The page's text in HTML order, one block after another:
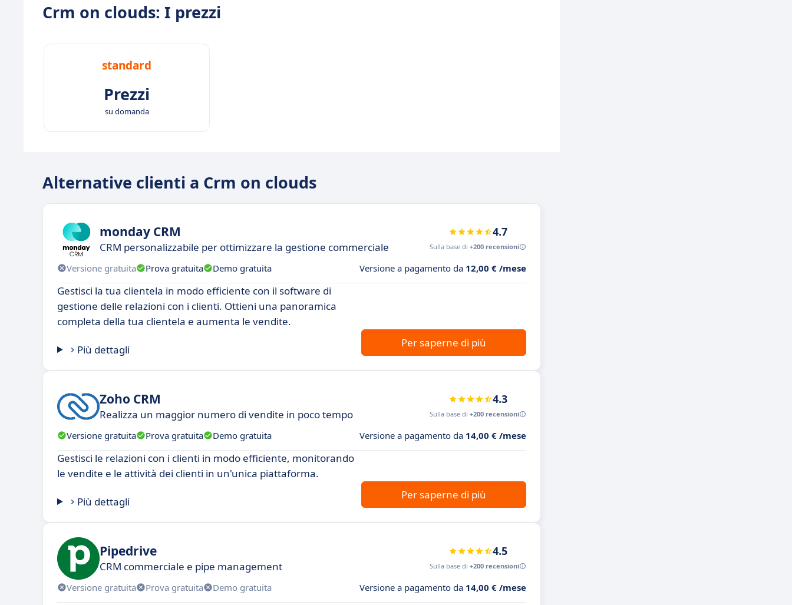
Crm on clouds: I prezzi
standard
Prezzi
su domanda
Alternative clienti a Crm on clouds
monday CRM
CRM personalizzabile per ottimizzare la gestione commerciale
4.7
Sulla base di +200 recensioni
Versione gratuita Prova gratuita Demo gratuita Versione a pagamento da 12,00 € /mese
Gestisci la tua clientela in modo efficiente con il software di
gestione delle relazioni con i clienti. Ottieni una panoramica
completa della tua clientela e aumenta le vendite.
Più dettagli
Per saperne di più
Zoho CRM
Realizza un maggior numero di vendite in poco tempo
4.3
Sulla base di +200 recensioni
Versione gratuita Prova gratuita Demo gratuita Versione a pagamento da 14,00 € /mese
Gestisci le relazioni con i clienti in modo efficiente, monitorando
le vendite e le attività dei clienti in un'unica piattaforma.
Più dettagli
Per saperne di più
Pipedrive
CRM commerciale e pipe management
4.5
Sulla base di +200 recensioni
Versione gratuita Prova gratuita Demo gratuita Versione a pagamento da 14,00 € /mese